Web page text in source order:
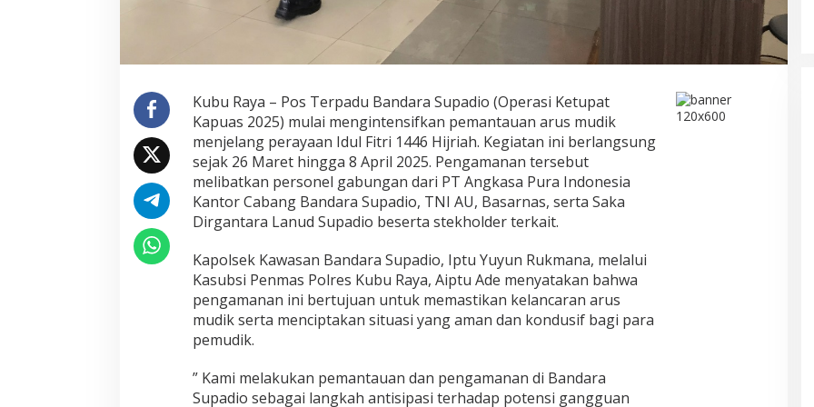
n
u
p
a
d
o
P
e
k
e
a
t
P
e
g
a
Kubu Raya – Pos Terpadu Bandara Supadio (Operasi Ketupat
Kapuas 2025) mulai mengintensifkan pemantauan arus mudik
menjelang perayaan Idul Fitri 1446 Hijriah. Kegiatan ini berlangsung
sejak 26 Maret hingga 8 April 2025. Pengamanan tersebut
melibatkan personel gabungan dari PT Angkasa Pura Indonesia
Kantor Cabang Bandara Supadio, TNI AU, Basarnas, serta Saka
Dirgantara Lanud Supadio beserta stekholder terkait.
Kapolsek Kawasan Bandara Supadio, Iptu Yuyun Rukmana, melalui
Kasubsi Penmas Polres Kubu Raya, Aiptu Ade menyatakan bahwa
pengamanan ini bertujuan untuk memastikan kelancaran arus
mudik serta menciptakan situasi yang aman dan kondusif bagi para
pemudik.
” Kami melakukan pemantauan dan pengamanan di Bandara
Supadio sebagai langkah antisipasi terhadap potensi gangguan